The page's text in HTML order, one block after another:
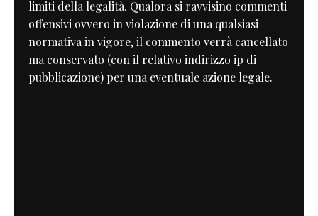
limiti della legalità. Qualora si ravvisino commenti
offensivi ovvero in violazione di una qualsiasi
normativa in vigore, il commento verrà cancellato
ma conservato (con il relativo indirizzo ip di
pubblicazione) per una eventuale azione legale.